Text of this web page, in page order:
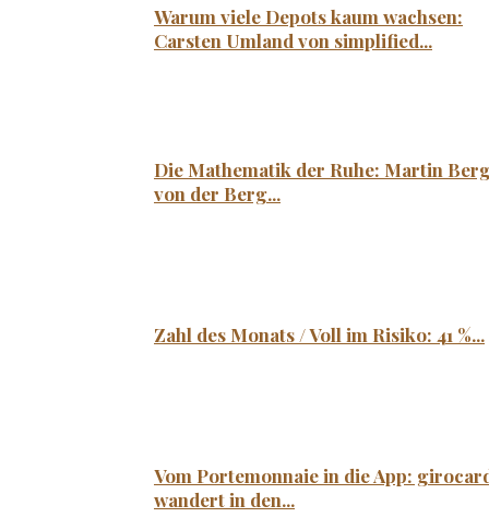
Warum viele Depots kaum wachsen:
Carsten Umland von simplified...
Die Mathematik der Ruhe: Martin
von der Berg...
Zahl des Monats / Voll im Risiko: 41 %...
Vom Portemonnaie in die App:
wandert in den...